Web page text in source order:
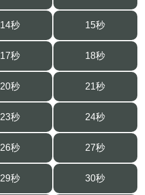
14秒 15秒
17秒 18秒
20秒 21秒
23秒 24秒
26秒 27秒
29秒 30秒